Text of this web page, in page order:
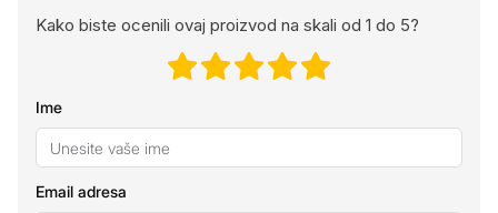
Kako biste ocenili ovaj proizvod na skali od 1 do 5?
Ime
Email adresa